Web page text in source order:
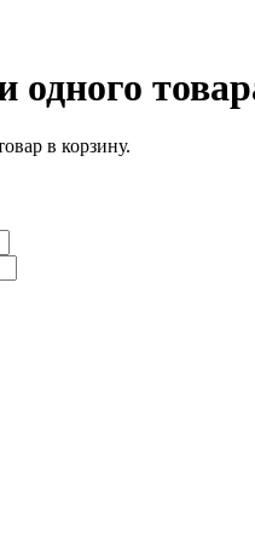
одного
в корзину.